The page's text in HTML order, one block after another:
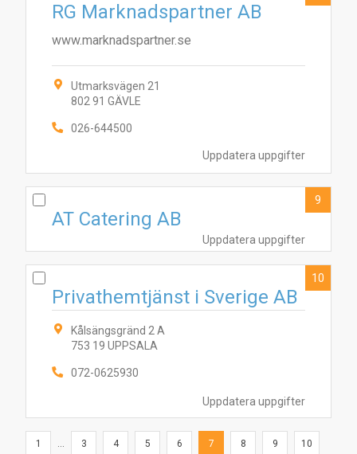
Uppdatera uppgifter
RG Marknadspartner AB
www.marknadspartner.se
Utmarksvägen 21
802 91 GÄVLE
026-644500
Uppdatera uppgifter
AT Catering AB
9
Uppdatera uppgifter
Privathemtjänst i Sverige AB
Kålsängsgränd 2 A
753 19 UPPSALA
072-0625930
10
1 ... 3 4 5 6 7 8 9 10